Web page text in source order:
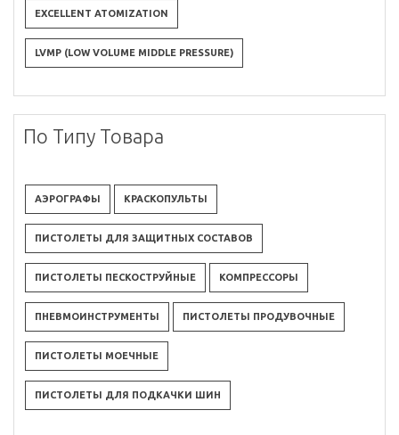
EXCELLENT ATOMIZATION
LVMP (LOW VOLUME MIDDLE PRESSURE)
По Типу Товара
АЭРОГРАФЫ КРАСКОПУЛЬТЫ
ПИСТОЛЕТЫ ДЛЯ ЗАЩИТНЫХ СОСТАВОВ
ПИСТОЛЕТЫ ПЕСКОСТРУЙНЫЕ КОМПРЕССОРЫ
ПНЕВМОИНСТРУМЕНТЫ ПИСТОЛЕТЫ ПРОДУВОЧНЫЕ
ПИСТОЛЕТЫ МОЕЧНЫЕ
ПИСТОЛЕТЫ ДЛЯ ПОДКАЧКИ ШИН